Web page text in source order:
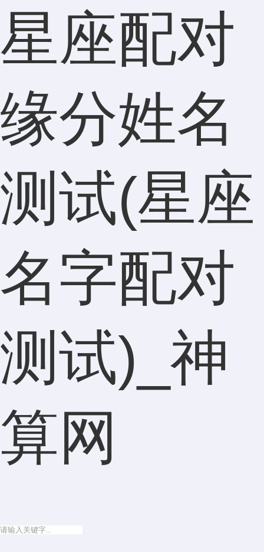
星座配对
缘分姓名
测试(星座
名字配对
测试)_神
算网